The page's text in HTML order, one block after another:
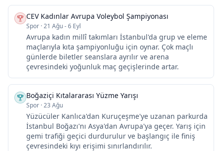
CEV Kadınlar Avrupa Voleybol Şampiyonası
Spor ·21 Ağu - 6 Eyl
Avrupa kadın millî takımları İstanbul'da grup ve eleme
maçlarıyla kıta şampiyonluğu için oynar. Çok maçlı
günlerde biletler seanslara ayrılır ve arena
çevresindeki yoğunluk maç geçişlerinde artar.
Boğaziçi Kıtalararası Yüzme Yarışı
Spor ·23 Ağu
Yüzücüler Kanlıca'dan Kuruçeşme'ye uzanan parkurda
İstanbul Boğazı'nı Asya'dan Avrupa'ya geçer. Yarış için
gemi trafiği geçici durdurulur ve başlangıç ile finiş
çevresindeki kıyı erişimi sınırlandırılır.